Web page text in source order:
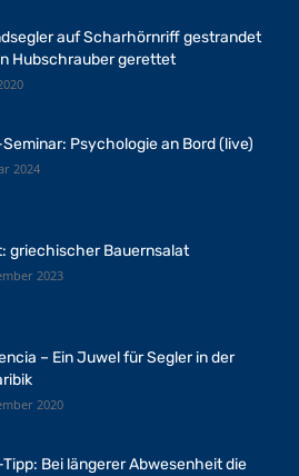
auf Scharhörnriff gestrandet
Hubschrauber gerettet
Psychologie an Bord (live)
2024
griechischer Bauernsalat
2023
– Ein Juwel für Segler in der
2020
Bei längerer Abwesenheit die